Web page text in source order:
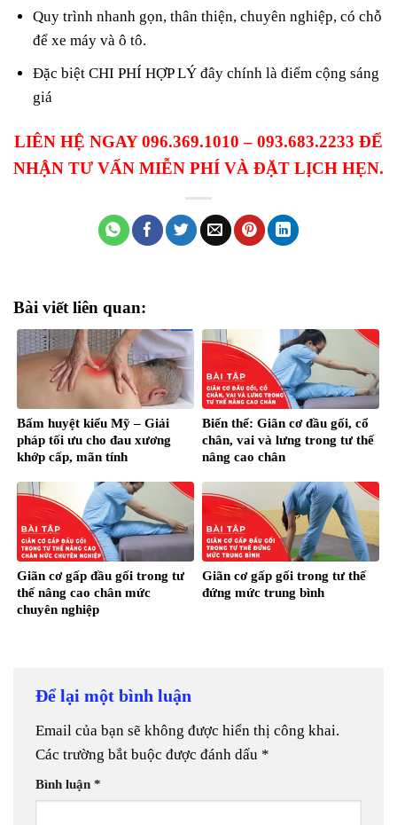
Quy trình nhanh gọn, thân thiện, chuyên nghiệp, có chỗ
để xe máy và ô tô.
Đặc biệt CHI PHÍ HỢP LÝ đây chính là điểm cộng sáng
giá
LIÊN HỆ NGAY 096.369.1010 – 093.683.2233 ĐỂ
NHẬN TƯ VẤN MIỄN PHÍ VÀ ĐẶT LỊCH HẸN.
Bài viết liên quan:
Bấm huyệt kiểu Mỹ – Giải
pháp tối ưu cho đau xương
khớp cấp, mãn tính
Biến thể: Giãn cơ đầu gối, cổ
chân, vai và lưng trong tư thế
nâng cao chân
Giãn cơ gấp đầu gối trong tư
thế nâng cao chân mức
chuyên nghiệp
Giãn cơ gấp gối trong tư thế
đứng mức trung bình
Để lại một bình luận
Email của bạn sẽ không được hiển thị công khai.
Các trường bắt buộc được đánh dấu *
Bình luận *